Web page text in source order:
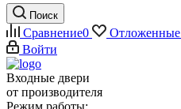
Поиск
Сравнение0 Отложенные
Войти
Входные двери
от производителя
Режим работы: